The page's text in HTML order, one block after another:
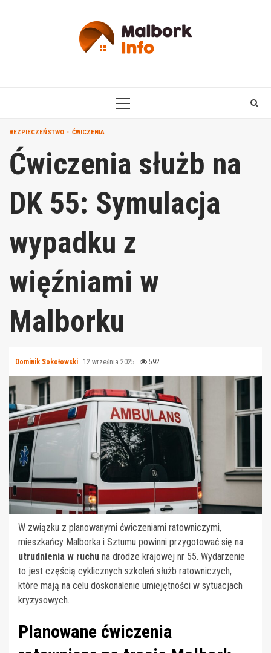
PRIMARY
BEZPIECZEŃSTWO ĆWICZENIA
Ćwiczenia służb na
DK 55: Symulacja
wypadku z
więźniami w
Malborku
Dominik Sokołowski 12 września 2025 592
W związku z planowanymi ćwiczeniami ratowniczymi,
mieszkańcy Malborka i Sztumu powinni przygotować się na
utrudnienia w ruchu na drodze krajowej nr 55. Wydarzenie
to jest częścią cyklicznych szkoleń służb ratowniczych,
które mają na celu doskonalenie umiejętności w sytuacjach
kryzysowych.
Planowane ćwiczenia